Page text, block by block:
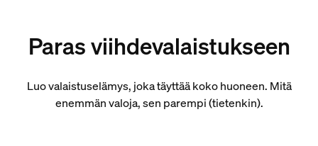
Paras viihdevalaistukseen
Luo valaistuselämys, joka täyttää koko huoneen. Mitä
enemmän valoja, sen parempi (tietenkin).